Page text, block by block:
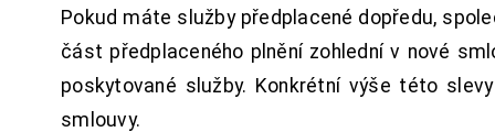
Pokud máte služby předplacené dopředu,
část předplaceného plnění zohlední v nové
poskytované služby. Konkrétní výše této
smlouvy.